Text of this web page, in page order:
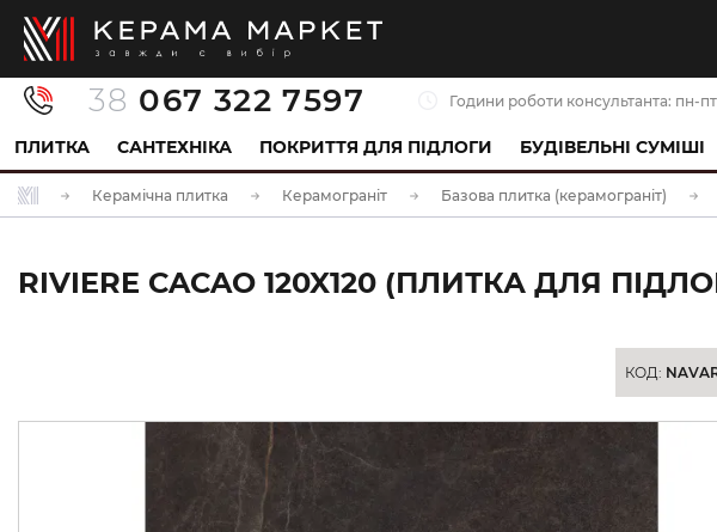
38 067 322 7597 Години роботи консультанта: пн-
ПЛИТКА САНТЕХНІКА ПОКРИТТЯ ДЛЯ ПІДЛОГИ БУДІВЕЛЬНІ СУМІШІ
Керамічна плитка Керамограніт Базова плитка (керамограніт)
RIVIERE CACAO 120X120 (ПЛИТКА ДЛЯ
КОД: